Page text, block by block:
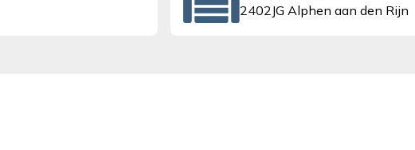
2402JG Alphen aan den Rijn